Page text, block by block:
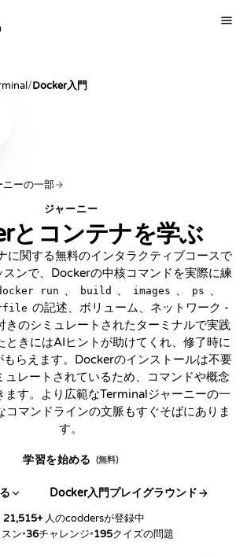
/Docker入門
ーの一部
ジャーニー
とコンテナを学ぶ
に関する無料のインタラクティブコースで
ンで、Dockerの中核コマンドを実際に練
run build images ps
の記述、ボリューム、ネットワーク -
きのシミュレートされたターミナルで実践
ときにはAIヒントが助けてくれ、修了時に
もらえます。Dockerのインストールは不要
ュレートされているため、コマンドや概念
ます。より広範なTerminalジャーニーの一
コマンドラインの文脈もすぐそばにありま
す。
学習を始める (無料)
Docker入門プレイグラウンド
21,515+ 人のcoddersが登録中
ン•36チャレンジ•195クイズの問題